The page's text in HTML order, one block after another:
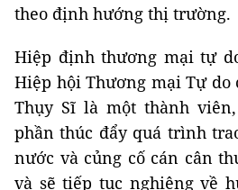
theo định hướng thị trường.
Hiệp định thương mại tự
Hiệp hội Thương mại Tự do
Thụy Sĩ là một thành
phần thúc đẩy quá trình
nước và củng cố cán cân
và sẽ tiếp tục nghiêng về